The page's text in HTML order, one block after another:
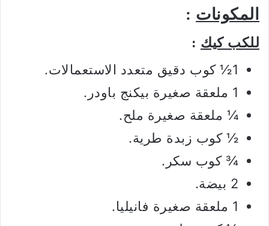
المكونات :
للكب كيك :
1½ كوب دقيق متعدد الاستعمالات.
1 ملعقة صغيرة بيكنج باودر.
¼ ملعقة صغيرة ملح.
½ كوب زبدة طرية.
¾ كوب سكر.
2 بيضة.
1 ملعقة صغيرة فانيليا.